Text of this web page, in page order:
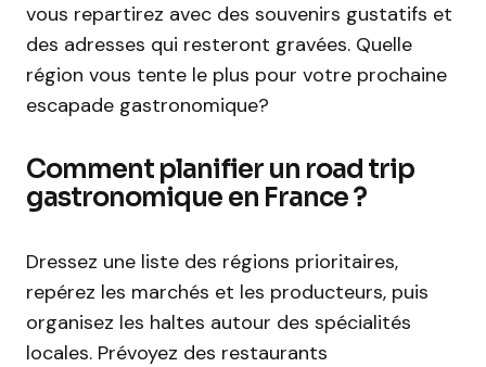
vous repartirez avec des souvenirs gustatifs et
des adresses qui resteront gravées. Quelle
région vous tente le plus pour votre prochaine
escapade gastronomique?
Comment planifier un road trip
gastronomique en France ?
Dressez une liste des régions prioritaires,
repérez les marchés et les producteurs, puis
organisez les haltes autour des spécialités
locales. Prévoyez des restaurants